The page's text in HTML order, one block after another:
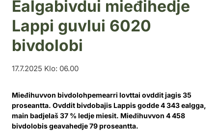
Ealgabivdui mieđihedje
Lappi guvlui 6020
bivdolobi
17.7.2025 Klo: 06.00
Mieđihuvvon bivdolohpemearri lovttai ovddit jagis 35
proseantta. Ovddit bivdobajis Lappis godde4 343ealgga,
main badjelaš 37 % ledje miesit. Mieđihuvvon 4 458
bivdolobis geavahedje 79 proseantta.